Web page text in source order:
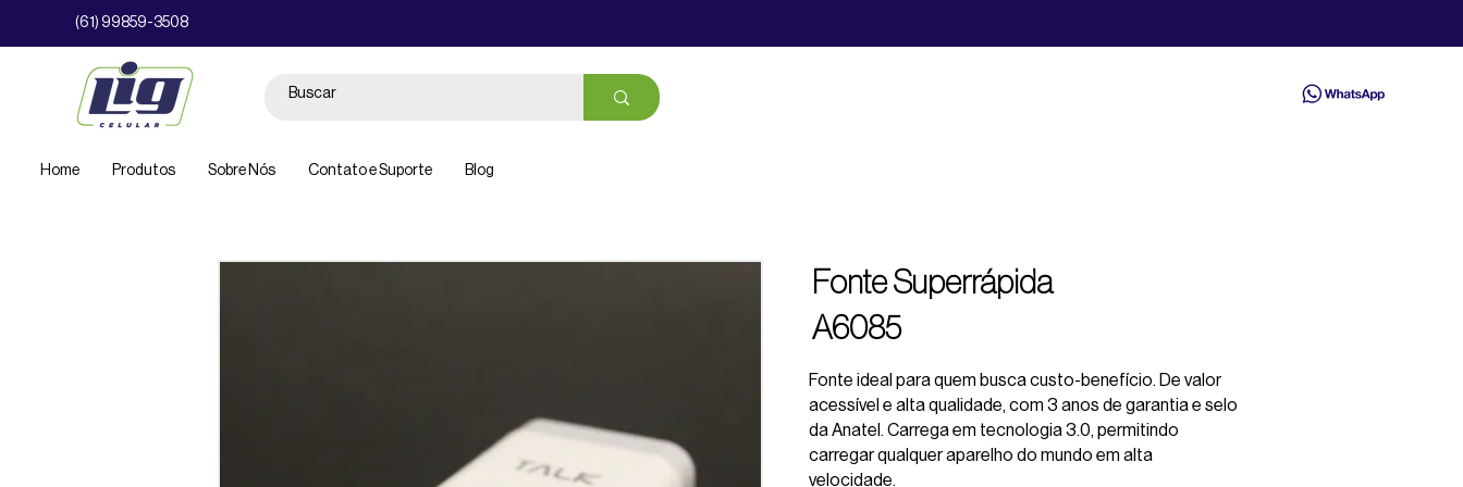
(61) 99859-3508
Home Produtos Sobre Nós Contato e Suporte Blog
Fonte Superrápida
A6085
Fonte ideal para quem busca custo-benefício. De valor
acessível e alta qualidade, com 3 anos de garantia e selo
da Anatel. Carrega em tecnologia 3.0, permitindo
carregar qualquer aparelho do mundo em alta
velocidade.